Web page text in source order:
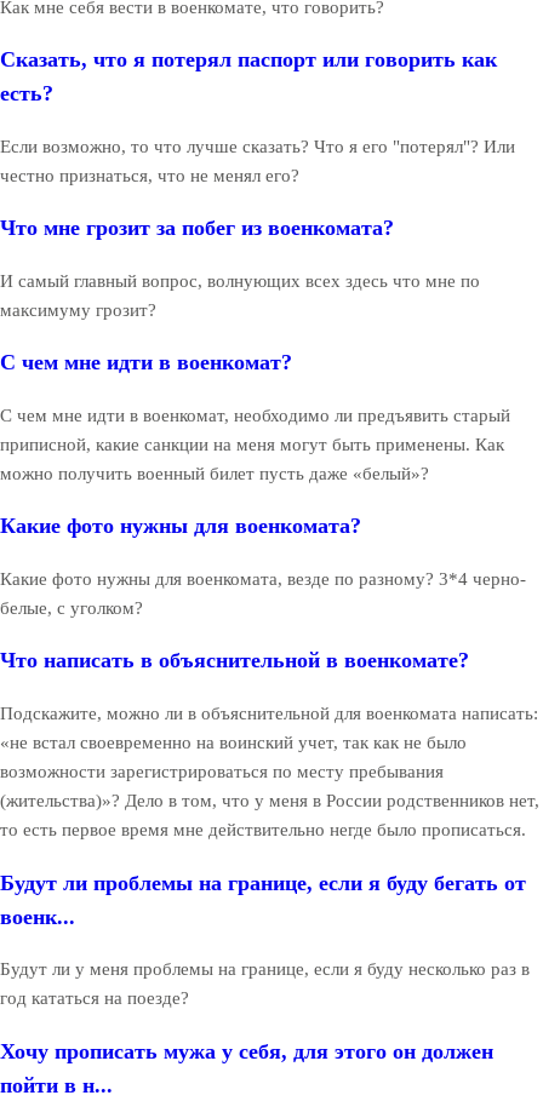
Как мне себя вести в военкомате, что говорить?
Сказать, что я потерял паспорт или говорить как
есть?
Если возможно, то что лучше сказать? Что я его "потерял"? Или
честно признаться, что не менял его?
Что мне грозит за побег из военкомата?
И самый главный вопрос, волнующих всех здесь что мне по
максимуму грозит?
С чем мне идти в военкомат?
С чем мне идти в военкомат, необходимо ли предъявить старый
приписной, какие санкции на меня могут быть применены. Как
можно получить военный билет пусть даже «белый»?
Какие фото нужны для военкомата?
Какие фото нужны для военкомата, везде по разному? 3*4 черно-
белые, с уголком?
Что написать в объяснительной в военкомате?
Подскажите, можно ли в объяснительной для военкомата написать:
«не встал своевременно на воинский учет, так как не было
возможности зарегистрироваться по месту пребывания
(жительства)»? Дело в том, что у меня в России родственников нет,
то есть первое время мне действительно негде было прописаться.
Будут ли проблемы на границе, если я буду бегать от
военк...
Будут ли у меня проблемы на границе, если я буду несколько раз в
год кататься на поезде?
Хочу прописать мужа у себя, для этого он должен
пойти в н...